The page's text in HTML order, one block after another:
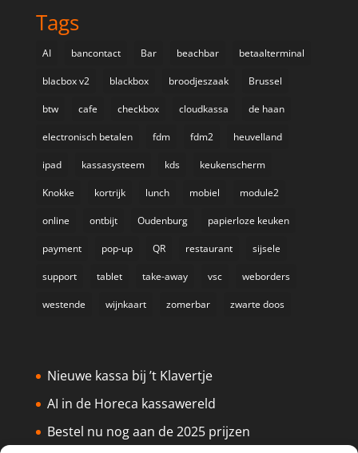
Tags
AI bancontact Bar beachbar betaalterminal
blacbox v2 blackbox broodjeszaak Brussel
btw cafe checkbox cloudkassa de haan
electronisch betalen fdm fdm2 heuvelland
ipad kassasysteem kds keukenscherm
Knokke kortrijk lunch mobiel module2
online ontbijt Oudenburg papierloze keuken
payment pop-up QR restaurant sijsele
support tablet take-away vsc weborders
westende wijnkaart zomerbar zwarte doos
Nieuwe kassa bij ’t Klavertje
AI in de Horeca kassawereld
Bestel nu nog aan de 2025 prijzen